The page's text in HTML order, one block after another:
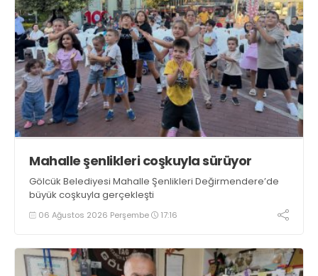
Mahalle şenlikleri coşkuyla sürüyor
Gölcük Belediyesi Mahalle Şenlikleri Değirmendere’de
büyük coşkuyla gerçekleşti
06 Ağustos 2026 Perşembe 17:16